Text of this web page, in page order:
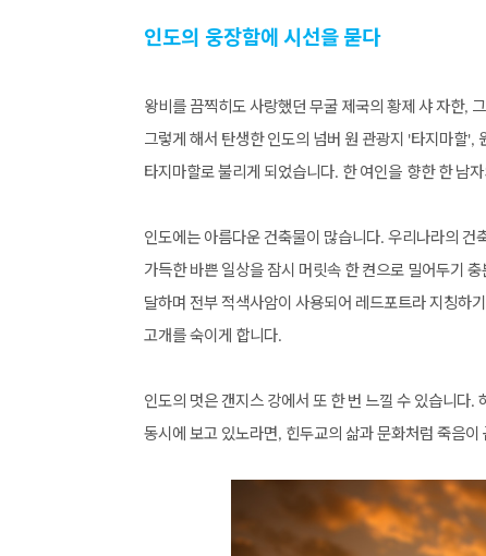
인도의 웅장함에시선을묻다
왕비를끔찍히도사랑했던무굴제국의황제샤자한,
그렇게해서 탄생한인도의 넘버 원 관광지 '타지마할',
타지마할로불리게 되었습니다. 한여인을 향한한남
인도에는아름다운건축물이 많습니다. 우리나라의 건
가득한바쁜일상을잠시 머릿속한켠으로밀어두기충
달하며 전부적색사암이사용되어 레드포트라지칭하
고개를숙이게 합니다.
인도의 멋은갠지스강에서또한번 느낄수있습니다.
동시에보고있노라면, 힌두교의 삶과문화처럼죽음이